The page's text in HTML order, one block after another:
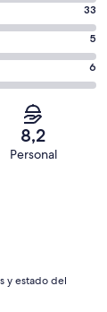
33
5
6
8,2
Personal
y estado del